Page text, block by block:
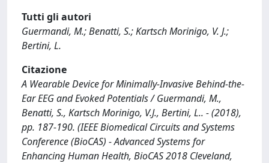
Tutti gli autori
Guermandi, M.; Benatti, S.; Kartsch Morinigo, V. J.;
Bertini, L.
Citazione
A Wearable Device for Minimally-Invasive Behind-the-
Ear EEG and Evoked Potentials / Guermandi, M.,
Benatti, S., Kartsch Morinigo, V.J., Bertini, L.. - (2018),
pp. 187-190. (IEEE Biomedical Circuits and Systems
Conference (BioCAS) - Advanced Systems for
Enhancing Human Health, BioCAS 2018 Cleveland,